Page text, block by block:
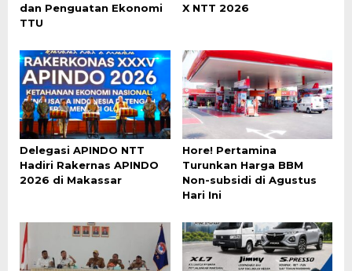
dan Penguatan Ekonomi
TTU
X NTT 2026
Delegasi APINDO NTT
Hadiri Rakernas APINDO
2026 di Makassar
Hore! Pertamina
Turunkan Harga BBM
Non-subsidi di Agustus
Hari Ini